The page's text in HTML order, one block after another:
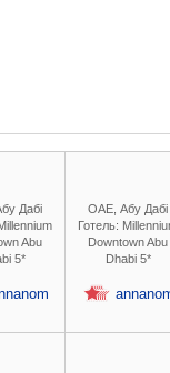
Дабі
Abu
5*
ОАЕ, Абу Дабі
Готель:
Downtown Abu
Dhabi 5*